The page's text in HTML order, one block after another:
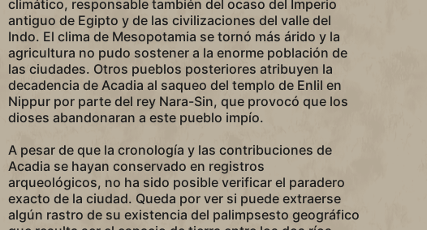
climático, responsable también del ocaso del Imperio
antiguo de Egipto y de las civilizaciones del valle del
Indo. El clima de Mesopotamia se tornó más árido y la
agricultura no pudo sostener a la enorme población de
las ciudades. Otros pueblos posteriores atribuyen la
decadencia de Acadia al saqueo del templo de Enlil en
Nippur por parte del rey Nara-Sin, que provocó que los
dioses abandonaran a este pueblo impío.
A pesar de que la cronología y las contribuciones de
Acadia se hayan conservado en registros
arqueológicos, no ha sido posible verificar el paradero
exacto de la ciudad. Queda por ver si puede extraerse
algún rastro de su existencia del palimpsesto geográfico